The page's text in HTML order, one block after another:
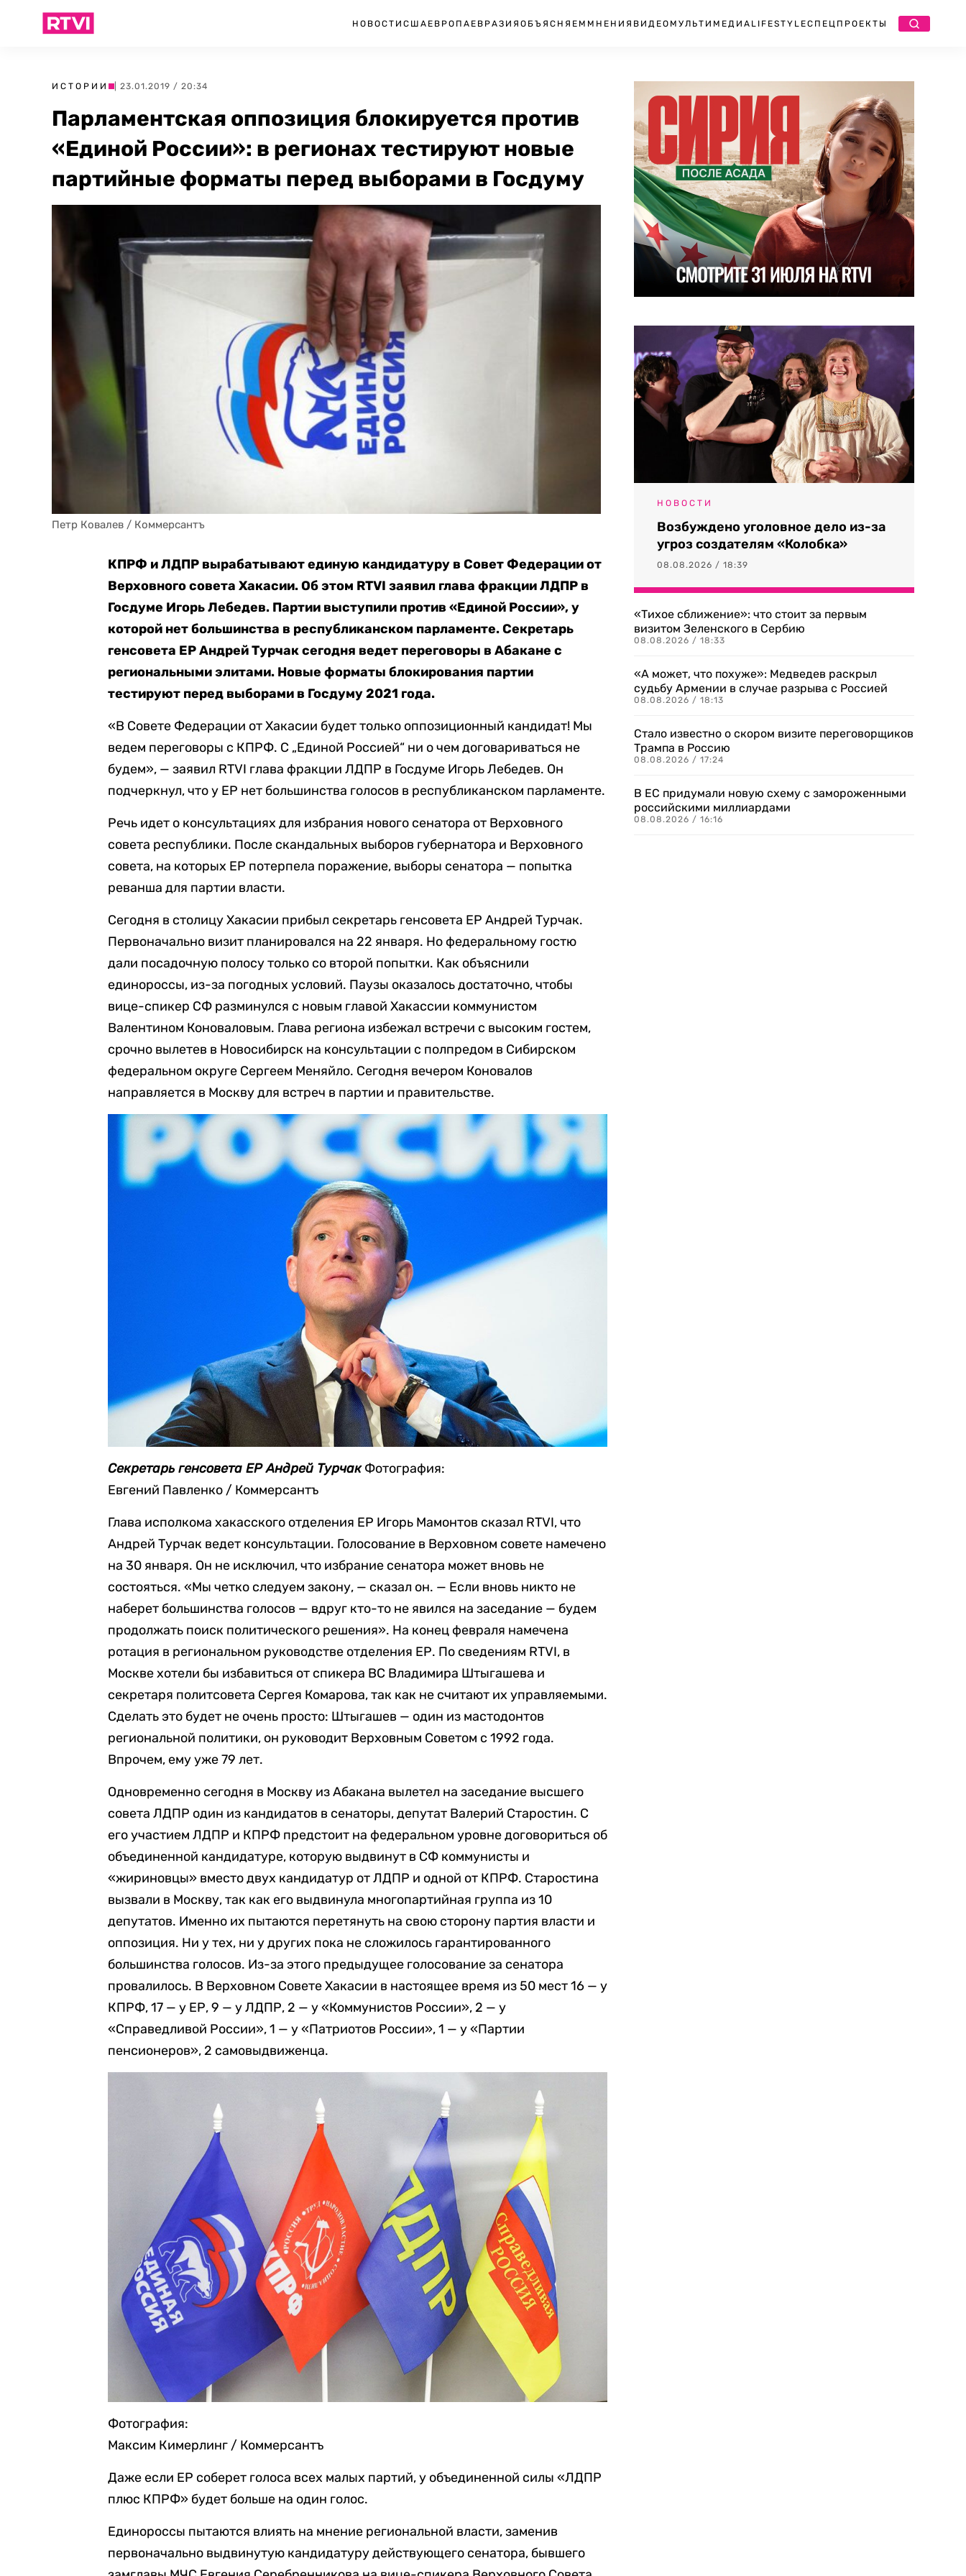
НОВОСТИ США ЕВРОПА ЕВРАЗИЯ ОБЪЯСНЯЕМ МНЕНИЯ ВИДЕО МУЛЬТИМЕДИА LIFESTYLEСПЕЦПРОЕКТЫ
ИСТОРИИ | 23.01.2019 / 20:34
Парламентская оппозиция блокируется против
«Единой России»: в регионах тестируют новые
партийные форматы перед выборами в Госдуму
Петр Ковалев / Коммерсантъ
КПРФ и ЛДПР вырабатывают единую кандидатуру в Совет Федерации от
Верховного совета Хакасии. Об этом RTVI заявил глава фракции ЛДПР в
Госдуме Игорь Лебедев. Партии выступили против «Единой России», у
которой нет большинства в республиканском парламенте. Секретарь
генсовета ЕР Андрей Турчак сегодня ведет переговоры в Абакане с
региональными элитами. Новые форматы блокирования партии
тестируют перед выборами в Госдуму 2021 года.
«В Совете Федерации от Хакасии будет только оппозиционный кандидат! Мы
ведем переговоры с КПРФ. С „Единой Россией“ ни о чем договариваться не
будем», — заявил RTVI глава фракции ЛДПР в Госдуме Игорь Лебедев. Он
подчеркнул, что у ЕР нет большинства голосов в республиканском парламенте.
Речь идет о консультациях для избрания нового сенатора от Верховного
совета республики. После скандальных выборов губернатора и Верховного
совета, на которых ЕР потерпела поражение, выборы сенатора — попытка
реванша для партии власти.
Сегодня в столицу Хакасии прибыл секретарь генсовета ЕР Андрей Турчак.
Первоначально визит планировался на 22 января. Но федеральному гостю
дали посадочную полосу только со второй попытки. Как объяснили
единороссы, из-за погодных условий. Паузы оказалось достаточно, чтобы
вице-спикер СФ разминулся с новым главой Хакассии коммунистом
Валентином Коноваловым. Глава региона избежал встречи с высоким гостем,
срочно вылетев в Новосибирск на консультации с полпредом в Сибирском
федеральном округе Сергеем Меняйло. Сегодня вечером Коновалов
направляется в Москву для встреч в партии и правительстве.
Секретарь генсовета ЕР Андрей ТурчакФотография:
Евгений Павленко / Коммерсантъ
Глава исполкома хакасского отделения ЕР Игорь Мамонтов сказал RTVI, что
Андрей Турчак ведет консультации. Голосование в Верховном совете намечено
на 30 января. Он не исключил, что избрание сенатора может вновь не
состояться. «Мы четко следуем закону, — сказал он. — Если вновь никто не
наберет большинства голосов — вдруг кто-то не явился на заседание — будем
продолжать поиск политического решения». На конец февраля намечена
ротация в региональном руководстве отделения ЕР. По сведениям RTVI, в
Москве хотели бы избавиться от спикера ВС Владимира Штыгашева и
секретаря политсовета Сергея Комарова, так как не считают их управляемыми.
Сделать это будет не очень просто: Штыгашев — один из мастодонтов
региональной политики, он руководит Верховным Советом с 1992 года.
Впрочем, ему уже 79 лет.
Одновременно сегодня в Москву из Абакана вылетел на заседание высшего
совета ЛДПР один из кандидатов в сенаторы, депутат Валерий Старостин. С
его участием ЛДПР и КПРФ предстоит на федеральном уровне договориться об
объединенной кандидатуре, которую выдвинут в СФ коммунисты и
«жириновцы» вместо двух кандидатур от ЛДПР и одной от КПРФ. Старостина
вызвали в Москву, так как его выдвинула многопартийная группа из 10
депутатов. Именно их пытаются перетянуть на свою сторону партия власти и
оппозиция. Ни у тех, ни у других пока не сложилось гарантированного
большинства голосов. Из-за этого предыдущее голосование за сенатора
провалилось. В Верховном Совете Хакасии в настоящее время из 50 мест 16 — у
КПРФ, 17 — у ЕР, 9 — у ЛДПР, 2 — у «Коммунистов России», 2 — у
«Справедливой России», 1 — у «Патриотов России», 1 — у «Партии
пенсионеров», 2 самовыдвиженца.
Фотография:
Максим Кимерлинг / Коммерсантъ
Даже если ЕР соберет голоса всех малых партий, у объединенной силы «ЛДПР
плюс КПРФ» будет больше на один голос.
Единороссы пытаются влиять на мнение региональной власти, заменив
первоначально выдвинутую кандидатуру действующего сенатора, бывшего
НОВОСТИ
Возбуждено уголовное дело из-за
угроз создателям «Колобка»
08.08.2026 / 18:39
«Тихое сближение»: что стоит за первым
визитом Зеленского в Сербию
08.08.2026 / 18:33
«А может, что похуже»: Медведев раскрыл
судьбу Армении в случае разрыва с Россией
08.08.2026 / 18:13
Стало известно о скором визите переговорщиков
Трампа в Россию
08.08.2026 / 17:24
В ЕС придумали новую схему с замороженными
российскими миллиардами
08.08.2026 / 16:16